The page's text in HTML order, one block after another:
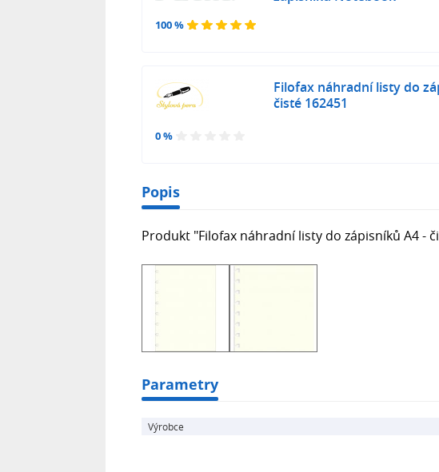
100 %
0 %
Filofax náhradní listy do
čisté 162451
Popis
Produkt "Filofax náhradní listy do zápisníků A4 -
Parametry
Výrobce